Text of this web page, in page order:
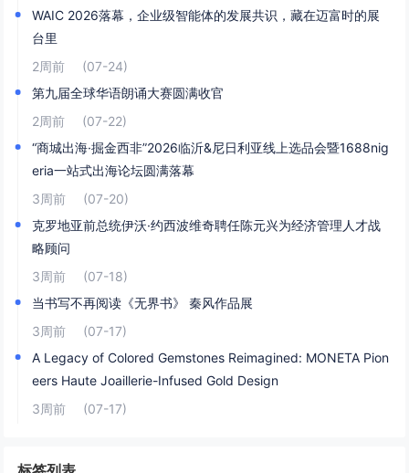
WAIC 2026落幕，企业级智能体的发展共识，藏在迈富时的展
台里
2周前
(07-24)
第九届全球华语朗诵大赛圆满收官
2周前
(07-22)
“商城出海·掘金西非”2026临沂&尼日利亚线上选品会暨1688nig
eria一站式出海论坛圆满落幕
3周前
(07-20)
克罗地亚前总统伊沃·约西波维奇聘任陈元兴为经济管理人才战
略顾问
3周前
(07-18)
当书写不再阅读《无界书》 秦风作品展
3周前
(07-17)
A Legacy of Colored Gemstones Reimagined: MONETA Pion
eers Haute Joaillerie-Infused Gold Design
3周前
(07-17)